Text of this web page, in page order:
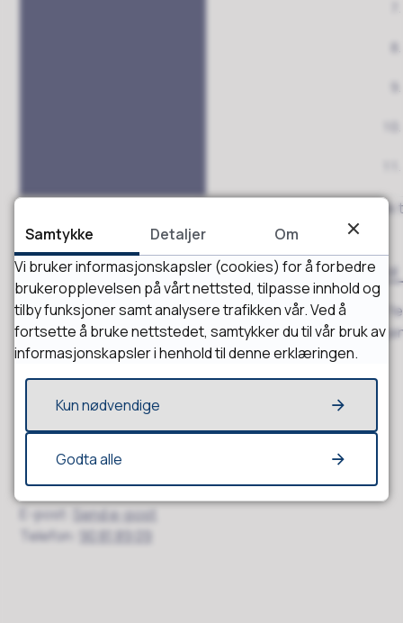
Innenfor hver av verneområdene ovenfor kan du finne
forvaltningsplan og informasjonsplakat.
Forvaltningsmyndighet:Fylkesmannen i Møre og Romsdal
Dersom forvaltningsmyndigheten godkjenner tiltak eller
verneforskriften, skal selve tiltaket eller ferdsel etter
behandles av Smøla kommune.
Kontaktinformasjon
Tom Reidar Høibjerg
Leder, Bygg & Forvaltning
E-post
Send e-post
Telefon
90 81 89 09
Samtykke Detaljer
Om
Vi bruker informasjonskapsler (cookies) for å forbedre
brukeropplevelsen på vårt nettsted, tilpasse innhold og
tilby funksjoner samt analysere trafikken vår. Ved å
fortsette å bruke nettstedet, samtykker du til vår bruk av
informasjonskapsler i henhold til denne erklæringen.
Kun nødvendige
Godta alle